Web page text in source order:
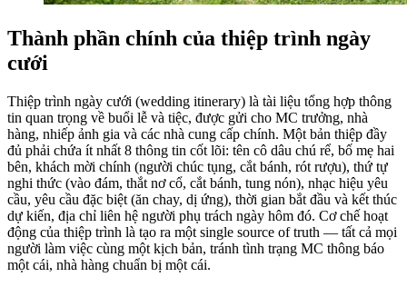
Thành phần chính của thiệp trình ngày
cưới
Thiệp trình ngày cưới (wedding itinerary) là tài liệu tổng hợp thông
tin quan trọng về buổi lễ và tiệc, được gửi cho MC trưởng, nhà
hàng, nhiếp ảnh gia và các nhà cung cấp chính. Một bản thiệp đầy
đủ phải chứa ít nhất 8 thông tin cốt lõi: tên cô dâu chú rể, bố mẹ hai
bên, khách mời chính (người chúc tụng, cắt bánh, rót rượu), thứ tự
nghi thức (vào đám, thắt nơ cổ, cắt bánh, tung nón), nhạc hiệu yêu
cầu, yêu cầu đặc biệt (ăn chay, dị ứng), thời gian bắt đầu và kết thúc
dự kiến, địa chỉ liên hệ người phụ trách ngày hôm đó. Cơ chế hoạt
động của thiệp trình là tạo ra một single source of truth — tất cả mọi
người làm việc cùng một kịch bản, tránh tình trạng MC thông báo
một cái, nhà hàng chuẩn bị một cái.